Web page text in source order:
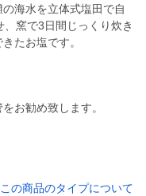
海水を立体式塩田で自
窯で3日間じっくり炊き
たお塩です。
お勧め致します。
この商品のタイプについて